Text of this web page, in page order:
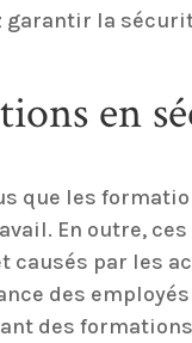
garantir la
en
que les
En outre,
causés par les
des
des